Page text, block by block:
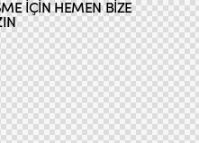
IÇIN HEMEN BIZE